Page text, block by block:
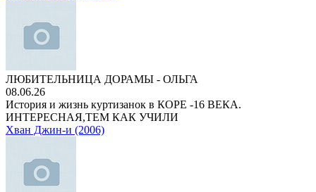
ЛЮБИТЕЛЬНИЦА ДОРАМЫ - ОЛЬГА
08.06.26
История и жизнь куртизанок в КОРЕ -16 ВЕКА.
ИНТЕРЕСНАЯ,ТЕМ КАК УЧИЛИ
Хван Джин-и (2006)